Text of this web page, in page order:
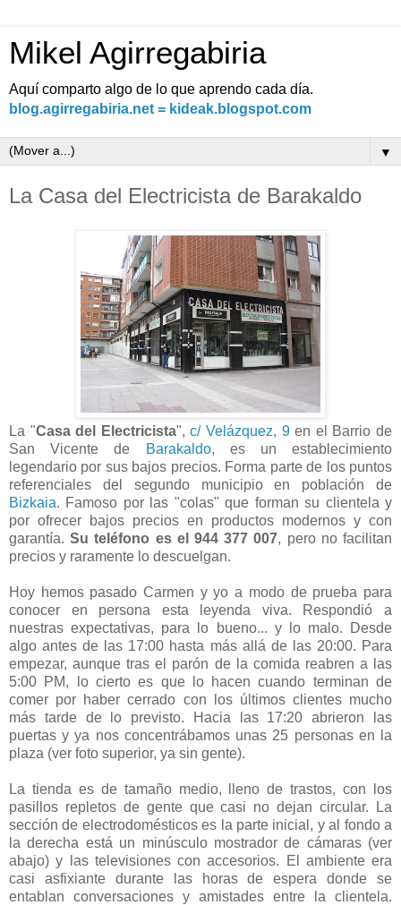
Mikel Agirregabiria
Aquí comparto algo de lo que aprendo cada día.
blog.agirregabiria.net = kideak.blogspot.com
▼
La Casa del Electricista de Barakaldo
La "Casa del Electricista", c/ Velázquez, 9en el Barrio de
San Vicente de
Barakaldo, es un establecimiento
legendario por sus bajos precios. Forma parte de los puntos
referenciales del segundo municipio en población de
Bizkaia. Famoso por las "colas" que forman su clientela y
por ofrecer bajos precios en productos modernos y con
garantía.Su teléfono es el 944 377 007, pero no facilitan
precios y raramente lo descuelgan.
Hoy hemos pasado Carmen y yo a modo de prueba para
conocer en persona esta leyenda viva. Respondió a
nuestras expectativas, para lo bueno... y lo malo. Desde
algo antes de las 17:00 hasta más allá de las 20:00. Para
empezar, aunque tras el parón de la comida reabren a las
5:00 PM, lo cierto es que lo hacen cuando terminan de
comer por haber cerrado con los últimos clientes mucho
más tarde de lo previsto. Hacia las 17:20 abrieron las
puertas y ya nos concentrábamos unas 25 personas en la
plaza (ver foto superior, ya sin gente).
La tienda es de tamaño medio, lleno de trastos, con los
pasillos repletos de gente que casi no dejan circular. La
sección de electrodomésticos es la parte inicial, y al fondo a
la derecha está un minúsculo mostrador de cámaras (ver
abajo) y las televisiones con accesorios. El ambiente era
casi asfixiante durante las horas de espera donde se
entablan conversaciones y amistades entre la clientela.